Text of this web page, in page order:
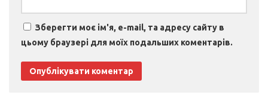
Зберегти моє ім'я, e-mail, та адресу сайту в
цьому браузері для моїх подальших коментарів.